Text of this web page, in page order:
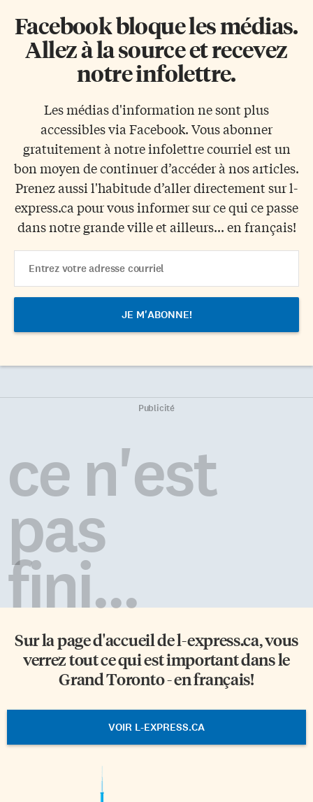
Facebook bloque les médias.
Allez à la source et recevez
notre infolettre.
Les médias d'information ne sont plus
accessibles via Facebook. Vous abonner
gratuitement à notre infolettre courriel est un
bon moyen de continuer d’accéder à nos articles.
Prenez aussi l'habitude d’aller directement sur l-
express.ca pour vous informer sur ce qui ce passe
dans notre grande ville et ailleurs... en français!
Address
Publicité
ce n'est
pas
fini...
Sur la page d'accueil del-express.ca, vous
verrez tout ce qui est important dans le
Grand Toronto - en français!
VOIR L-EXPRESS.CA